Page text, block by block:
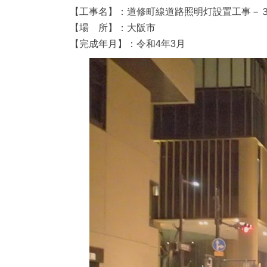
【工事名】：道修町線道路照明灯設置工事－
【場 所】：大阪市
【完成年月】：令和4年3月